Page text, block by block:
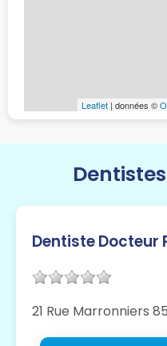
Leaflet | données ©
Dentiste Docteur
21 Rue Marronniers